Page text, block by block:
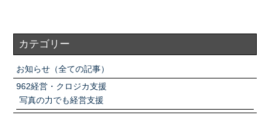
カテゴリー
お知らせ（全ての記事）
962経営・クロジカ支援
写真の力でも経営支援